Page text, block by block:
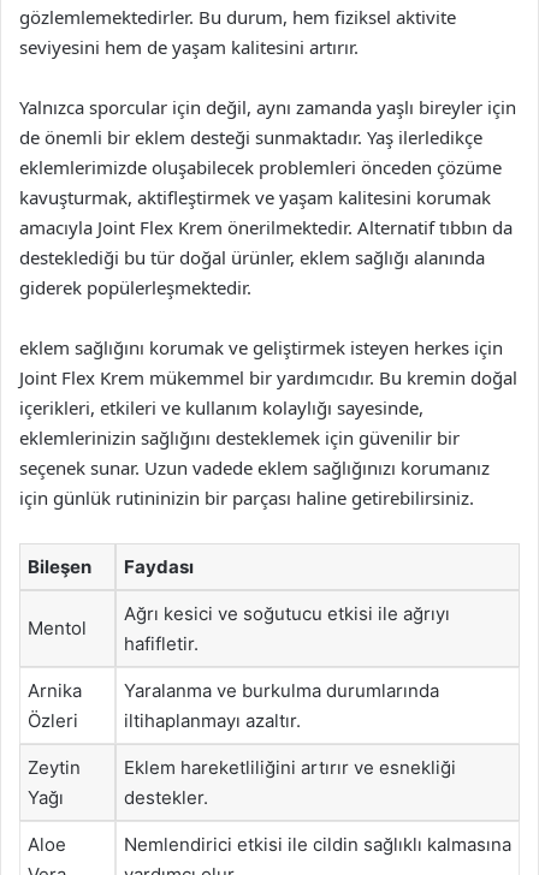
gözlemlemektedirler. Bu durum, hem fiziksel aktivite
seviyesini hem de yaşam kalitesini artırır.
Yalnızca sporcular için değil, aynı zamanda yaşlı bireyler için
de önemli bir eklem desteği sunmaktadır. Yaş ilerledikçe
eklemlerimizde oluşabilecek problemleri önceden çözüme
kavuşturmak, aktifleştirmek ve yaşam kalitesini korumak
amacıyla Joint Flex Krem önerilmektedir. Alternatif tıbbın da
desteklediği bu tür doğal ürünler, eklem sağlığı alanında
giderek popülerleşmektedir.
eklem sağlığını korumak ve geliştirmek isteyen herkes için
Joint Flex Krem mükemmel bir yardımcıdır. Bu kremin doğal
içerikleri, etkileri ve kullanım kolaylığı sayesinde,
eklemlerinizin sağlığını desteklemek için güvenilir bir
seçenek sunar. Uzun vadede eklem sağlığınızı korumanız
için günlük rutininizin bir parçası haline getirebilirsiniz.
Bileşen Faydası
Mentol
Ağrı kesici ve soğutucu etkisi ile ağrıyı
hafifletir.
Arnika
Özleri
Yaralanma ve burkulma durumlarında
iltihaplanmayı azaltır.
Zeytin
Yağı
Eklem hareketliliğini artırır ve esnekliği
destekler.
Aloe
Nemlendirici etkisi ile cildin sağlıklı kalmasına